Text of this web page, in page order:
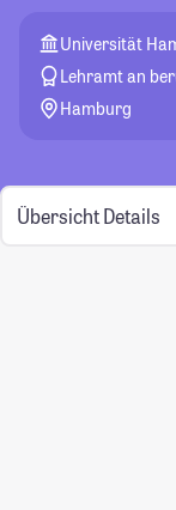
Universität
Lehramt an
Hamburg
Übersicht Details